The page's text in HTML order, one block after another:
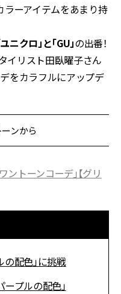
ラーアイテムをあまり持
ユニクロ」と「GU」の出番！
イリスト田臥曜子さん
をカラフルにアップデ
ンから
トーンコーデ」【グリ
配色」に挑戦
プルの配色」